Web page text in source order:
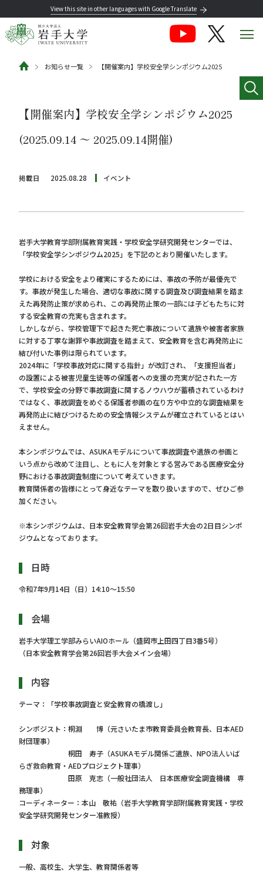
View this site in other languages with Google Translate
お知らせ一覧 【開催案内】学校安全学シンポジウム2025
【開催案内】学校安全学シンポジウム2025
(2025.09.14 〜 2025.09.14開催)
掲載日 2025.08.28 イベント
岩手大学教育学部附属教育実践・学校安全学研究開発センターでは、
「学校安全学シンポジウム2025」を下記のとおり開催いたします。
学校における安全をより確実にするためには、事故の予防が最優先で
す。事故が発生した場合、適切な事故に関する調査及び調査結果を踏ま
えた再発防止策が求められ、この再発防止策の一部には子どもたちに対
する安全教育の充実も含まれます。
しかしながら、学校管理下で起きた死亡事故について遺族や被害者家族
に対する丁寧な謝罪や事故調査を踏まえて、安全教育を含む再発防止に
結び付いた事例は限られています。
2024年に「学校事故対応に関する指針」が改訂され、「支援担当者」
の設置による被害児童生徒等の保護者への支援の充実が記された一方
で、学校安全の分野で事故調査に関するノウハウが蓄積されているわけ
ではなく、事故調査をめぐる保護者参画の在り方や中立的な調査結果を
再発防止に結びつけるための安全情報システムが確立されているとはい
えません。
本シンポジウムでは、ASUKAモデルについて事故調査や遺族の参画と
いう点から改めて注目し、ともに人を対象とする営みである医療安全分
野における事故調査制度について考えていきます。
教育関係者の皆様にとって身近なテーマを取り扱いますので、ぜひご参
加ください。
※本シンポジウムは、日本安全教育学会第26回岩手大会の2日目シンポ
ジウムとなっております。
日時
令和7年9月14日（日）14:10～15:50
会場
岩手大学理工学部みらいAIOホール（盛岡市上田四丁目3番5号）
（日本安全教育学会第26回岩手大会メイン会場）
内容
テーマ：「学校事故調査と安全教育の橋渡し」
シンポジスト：桐淵 博（元さいたま市教育委員会教育長、日本AED
財団理事）
桐田 寿子（ASUKAモデル関係ご遺族、NPO法人いば
らぎ救命教育・AEDプロジェクト理事）
田原 克志（一般社団法人 日本医療安全調査機構 専
務理事）
コーディネーター：本山 敬祐（岩手大学教育学部附属教育実践・学校
安全学研究開発センター准教授）
対象
一般、高校生、大学生、教育関係者等